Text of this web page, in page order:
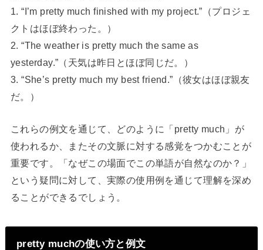
1. “I’m pretty much finished with my project.”（プロジェ
クトはほぼ終わった。）
2. “The weather is pretty much the same as
yesterday.”（天気は昨日とほぼ同じだ。）
3. “She’s pretty much my best friend.”（彼女はほぼ親友
だ。）
これらの例文を通じて、どのように「pretty much」が
使われるか、またその文脈に対する感覚をつかむことが
重要です。「なぜこの場面でこの単語が自然なのか？」
という疑問に対して、実際の使用例を通じて理解を深め
ることができるでしょう。
pretty muchの使い方と例文